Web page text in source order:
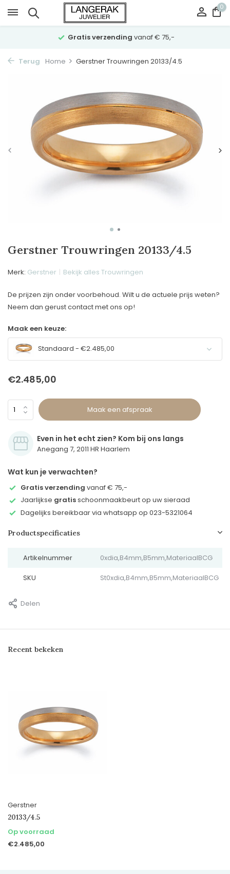
0
Gratis verzending vanaf € 75,-
Terug Home Gerstner Trouwringen 20133/4.5
Gerstner Trouwringen 20133/4.5
Merk: Gerstner Bekijk alles Trouwringen
De prijzen zijn onder voorbehoud. Wilt u de actuele prijs weten?
Neem dan gerust contact met ons op!
Maak een keuze:
Standaard - €2.485,00
€2.485,00
Maak een afspraak
Even in het echt zien? Kom bij ons langs
Anegang 7, 2011 HR Haarlem
Wat kun je verwachten?
Gratis verzending vanaf € 75,-
Jaarlijkse gratisschoonmaakbeurt op uw sieraad
Dagelijks bereikbaar via whatsapp op 023-5321064
Productspecificaties
Artikelnummer 0xdia,B4mm,B5mm,MateriaalBCG
SKU St0xdia,B4mm,B5mm,MateriaalBCG
Delen
Recent bekeken
Gerstner
20133/4.5
Op voorraad
€2.485,00